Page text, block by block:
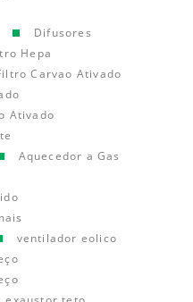
Difusores
Hepa
Carvao Ativado
Ativado
Aquecedor a Gas
ventilador eolico